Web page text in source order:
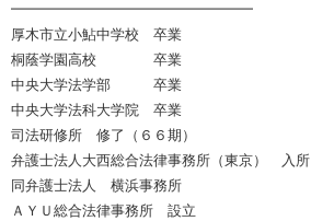
━━━━━━━━━━━━━━━━━
厚木市立小鮎中学校 卒業
桐蔭学園高校 卒業
中央大学法学部 卒業
中央大学法科大学院 卒業
司法研修所 修了（６６期）
弁護士法人大西総合法律事務所（東京） 入所
同弁護士法人 横浜事務所
ＡＹＵ総合法律事務所 設立